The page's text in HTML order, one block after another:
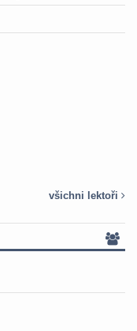
všichni lektoři